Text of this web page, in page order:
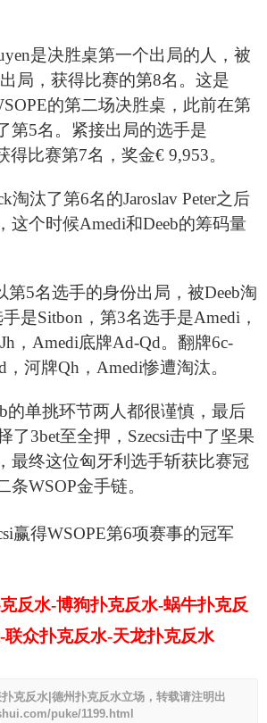
是决胜桌第一个出局的人，被
局，获得比赛的第8名。这是
的第二场决胜桌，此前在第
第5名。紧接出局的选手是
得比赛第7名，奖金€ 9,953。
淘汰了第6名的Jaroslav Peter之后
这个时候Amedi和Deeb的筹码量
第5名选手的身份出局，被Deeb淘
是Sitbon，第3名选手是Amedi，
，Amedi底牌Ad-Qd。翻牌6c-
河牌Qh，Amedi惨遭淘汰。
的单挑环节两人都很谨慎，最后
了3bet至全押，Szecsi击中了坚果
最终这位匈牙利选手斩获比赛冠
WSOP金手链。
反水-博狗扑克反水-蜗牛扑克反
众扑克反水-天龙扑克反水
克反水|德州扑克反水立场，转载请注明出
puke/1199.html